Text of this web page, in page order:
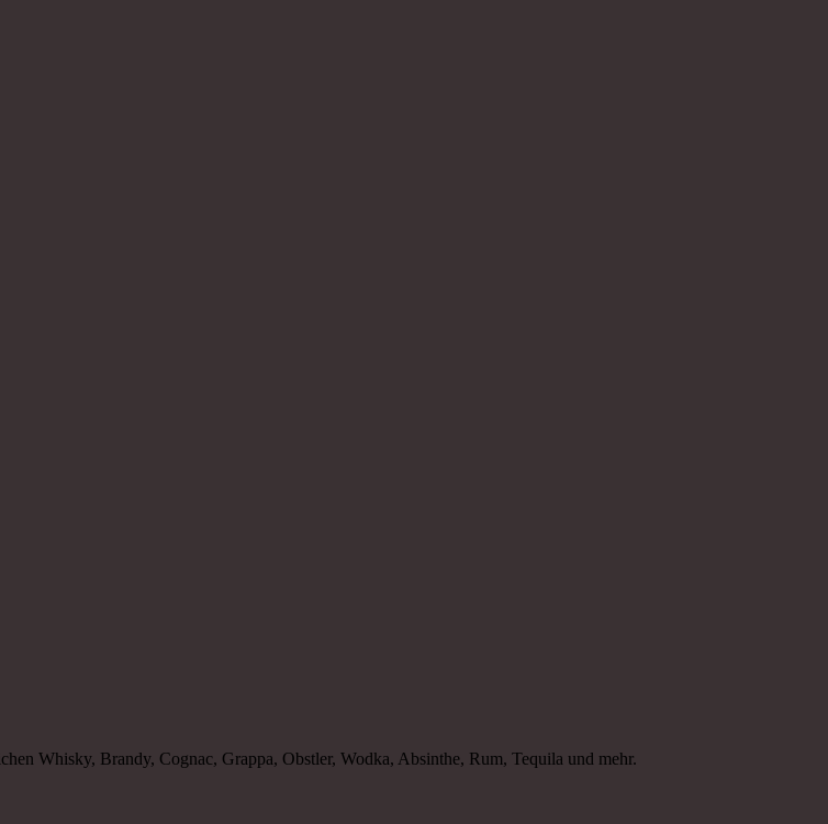
Whisky, Brandy, Cognac, Grappa, Obstler, Wodka, Absinthe, Rum, Tequila und mehr.